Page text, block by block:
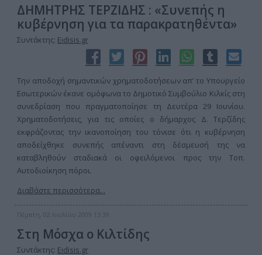
ΔΗΜΗΤΡΗΣ ΤΕΡΖΙΔΗΣ : «Συνεπής η
κυβέρνηση για τα παρακρατηθέντα»
Συντάκτης: Eidisis.gr
Την αποδοχή σημαντικών χρηματοδοτήσεων απ’ το Υπουργείο
Εσωτερικών έκανε ομόφωνα το Δημοτικό Συμβούλιο Κιλκίς στη
συνεδρίαση που πραγματοποίησε τη Δευτέρα 29 Ιουνίου.
Χρηματοδοτήσεις, για τις οποίες ο δήμαρχος Δ. Τερζίδης
εκφράζοντας την ικανοποίηση του τόνισε ότι η κυβέρνηση
αποδείχθηκε συνεπής απέναντι στη δέσμευσή της να
καταβληθούν σταδιακά οι οφειλόμενοι προς την Τοπ.
Αυτοδιοίκηση πόροι.
Διαβάστε περισσότερα...
Πέμπτη, 02 Ιουλίου 2009 13:39
Στη Μόσχα ο Κιλτίδης
Συντάκτης: Eidisis.gr